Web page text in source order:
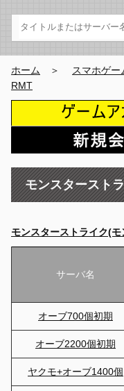
ホーム ＞ スマホゲー
RMT
モンスタースト
モンスターストライク(
サーバ名
オーブ700個初期
オーブ2200個初期
ヤクモ+オーブ1400個